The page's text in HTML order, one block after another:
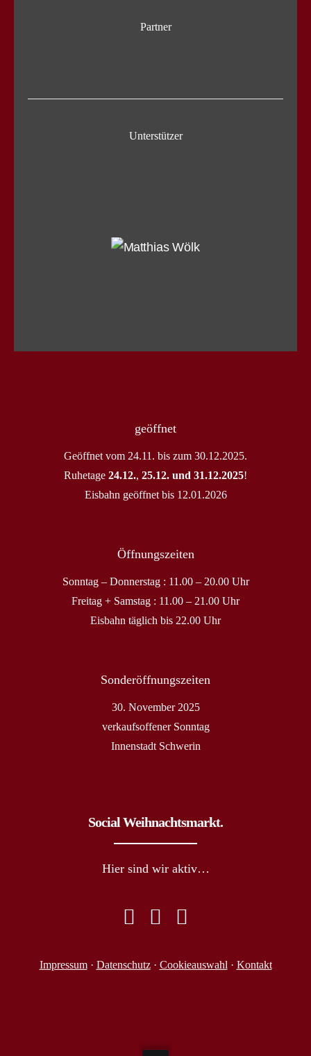
Partner
Unterstützer
geöffnet
Geöffnet vom 24.11. bis zum 30.12.2025.
Ruhetage 24.12., 25.12. und 31.12.2025!
Eisbahn geöffnet bis 12.01.2026
Öffnungszeiten
Sonntag – Donnerstag : 11.00 – 20.00 Uhr
Freitag + Samstag : 11.00 – 21.00 Uhr
Eisbahn täglich bis 22.00 Uhr
Sonderöffnungszeiten
30. November 2025
verkaufsoffener Sonntag
Innenstadt Schwerin
Social Weihnachtsmarkt.
Hier sind wir aktiv…
Impressum· Datenschutz· Cookieauswahl · Kontakt